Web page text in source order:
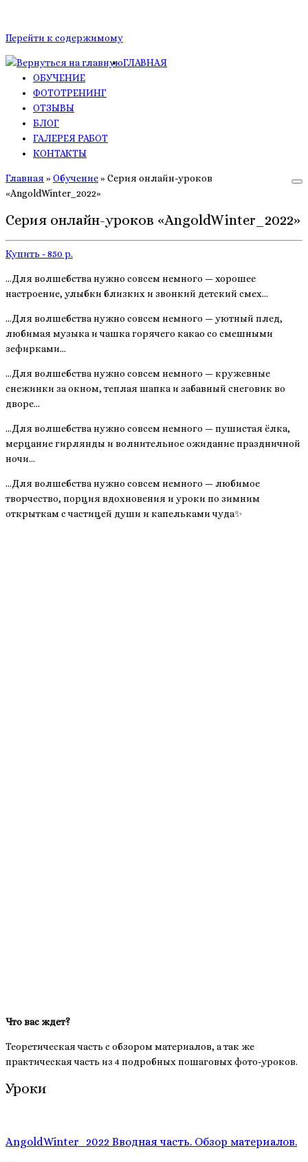
Перейти к содержимому
ГЛАВНАЯ
ОБУЧЕНИЕ
ФОТОТРЕНИНГ
ОТЗЫВЫ
БЛОГ
ГАЛЕРЕЯ РАБОТ
КОНТАКТЫ
Главная » Обучение» Серия онлайн-уроков
«AngoldWinter_2022»
Серия онлайн-уроков «AngoldWinter_2022»
Купить - 850 р.
…Для волшебства нужно совсем немного — хорошее
настроение, улыбки близких и звонкий детский смех…
…Для волшебства нужно совсем немного — уютный плед,
любимая музыка и чашка горячего какао со смешными
зефирками…
…Для волшебства нужно совсем немного — кружевные
снежинки за окном, теплая шапка и забавный снеговик во
дворе…
…Для волшебства нужно совсем немного — пушистая ёлка,
мерцание гирлянды и волнительное ожидание праздничной
ночи…
…Для волшебства нужно совсем немного — любимое
творчество, порция вдохновения и уроки по зимним
открыткам с частицей души и капельками чуда✨
Что вас ждет?
Теоретическая часть с обзором материалов, а так же
практическая часть из 4 подробных пошаговых фото-уроков.
Уроки
AngoldWinter_2022 Вводная часть. Обзор материалов.